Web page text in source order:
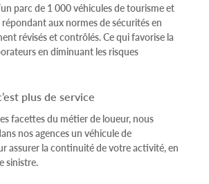
parc de 1 000 véhicules de tourisme et
aux normes de sécurités en
révisés et contrôlés. Ce qui favorise la
en diminuant les risques
plus de service
facettes du métier de loueur, nous
nos agences un véhicule de
assurer la continuité de votre activité, en
sinistre.